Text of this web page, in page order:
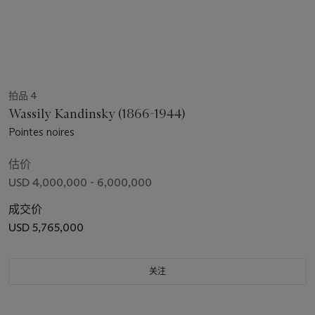
拍品 4
Wassily Kandinsky (1866-1944)
Pointes noires
估价
USD 4,000,000 - 6,000,000
成交价
USD 5,765,000
关注